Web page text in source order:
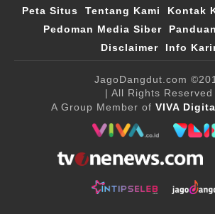
Peta Situs Tentang Kami Kontak
Pedoman Media Siber
Disclaimer
Info
JagoDangdut.com
| All Rights Reserved
A Group Member of VIVA